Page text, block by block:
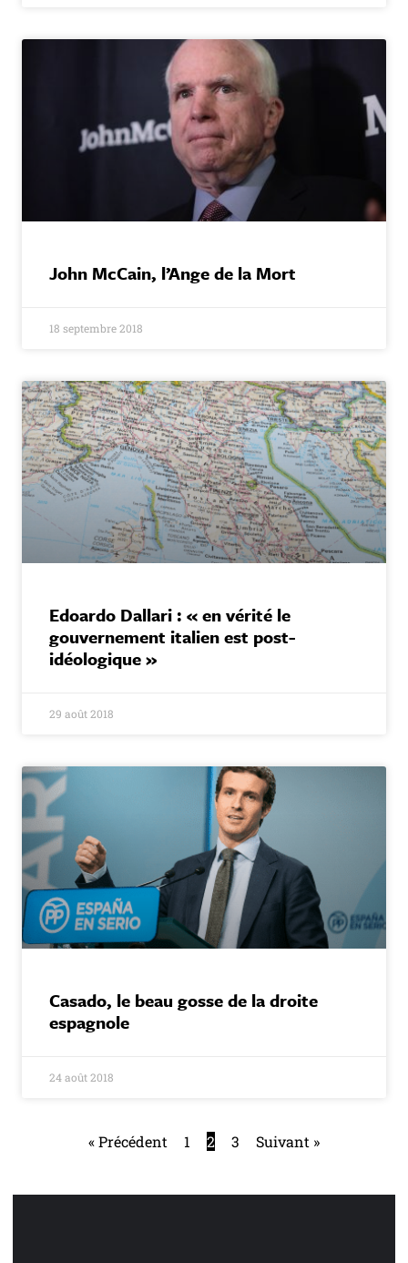
John McCain, l’Ange de la Mort
18 septembre 2018
Edoardo Dallari : « en vérité le
gouvernement italien est post-
idéologique »
29 août 2018
Casado, le beau gosse de la droite
espagnole
24 août 2018
« Précédent 1 2 3 Suivant »